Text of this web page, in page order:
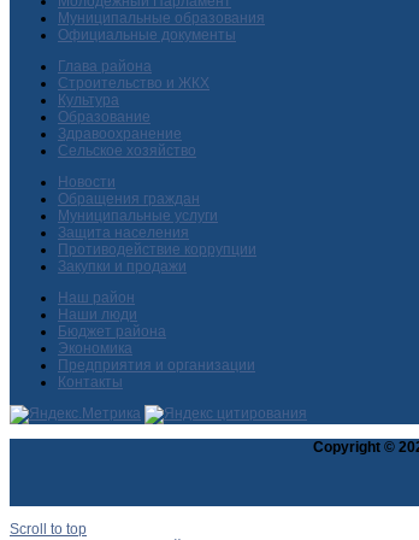
Муниципальные образования
Официальные документы
Глава района
Строительство и ЖКХ
Культура
Образование
Здравоохранение
Сельское хозяйство
Новости
Обращения граждан
Муниципальные услуги
Защита населения
Противодействие коррупции
Закупки и продажи
Наш район
Наши люди
Бюджет района
Экономика
Предприятия и организации
Контакты
Copyright ©
Scroll to top